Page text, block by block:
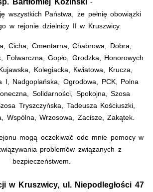
Bartłomiej Koziński -
wszystkich Państwa, że pełnię obowiązki
w rejonie dzielnicy II w Kruszwicy.
Cicha, Cmentarna, Chabrowa, Dobra,
Folwarczna, Gopło, Grodzka, Honorowych
Kolegiacka, Kwiatowa, Krucza,
I, Nadgoplańska, Ogrodowa, PCK, Polna
Solidarności, Spokojna, Szosa
Tryszczyńska, Tadeusza Kościuszki,
Wspólna, Wrzosowa, Zacisze, Zakątek.
mogą oczekiwać ode mnie pomocy w
problemów związanych z
bezpieczeństwem.
w Kruszwicy, ul. Niepodległości 47